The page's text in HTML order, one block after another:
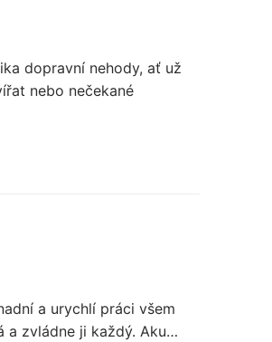
dopravní nehody, ať už
nebo nečekané
a urychlí práci všem
a zvládne ji každý. Aku…